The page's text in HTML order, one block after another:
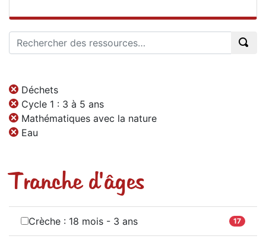
Déchets
Cycle 1 : 3 à 5 ans
Mathématiques avec la nature
Eau
Tranche d'âges
Crèche : 18 mois - 3 ans 17